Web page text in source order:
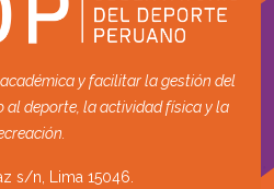
y facilitar la gestión del
al deporte, la actividad física y la
s/n, Lima 15046.